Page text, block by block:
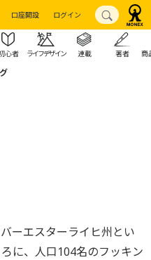
口座開設 ログイン
心者 ライフデザイン 連載 著者 商
ーエスターライヒ州とい
に、人口104名のフッキン